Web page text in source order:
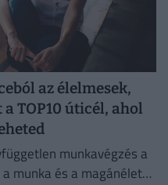
az élelmesek,
TOP10 úticél, ahol
munkavégzés a
munka és a magánélet